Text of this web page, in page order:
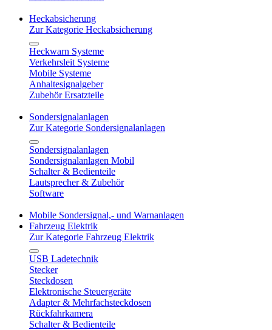
Heckabsicherung
Zur Kategorie Heckabsicherung
Heckwarn Systeme
Verkehrsleit Systeme
Mobile Systeme
Anhaltesignalgeber
Zubehör Ersatzteile
Sondersignalanlagen
Zur Kategorie Sondersignalanlagen
Sondersignalanlagen
Sondersignalanlagen Mobil
Schalter & Bedienteile
Lautsprecher & Zubehör
Software
Mobile Sondersignal,- und Warnanlagen
Fahrzeug Elektrik
Zur Kategorie Fahrzeug Elektrik
USB Ladetechnik
Stecker
Steckdosen
Elektronische Steuergeräte
Adapter & Mehrfachsteckdosen
Rückfahrkamera
Schalter & Bedienteile